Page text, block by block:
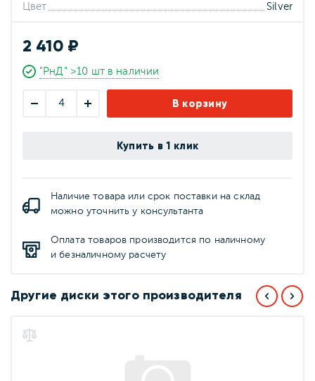
Цвет Silver
2 410 ₽
"РнД" >10 шт в наличии
В корзину
Купить в 1 клик
Наличие товара или срок поставки на склад
можно уточнить у консультанта
Оплата товаров производится по наличному
и безналичному расчету
Другие диски этого производителя